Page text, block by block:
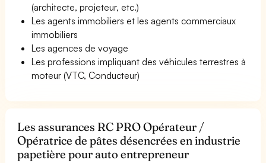
(architecte, projeteur, etc.)
Les agents immobiliers et les agents commerciaux
immobiliers
Les agences de voyage
Les professions impliquant des véhicules terrestres à
moteur (VTC, Conducteur)
Les assurances RC PRO Opérateur /
Opératrice de pâtes désencrées en industrie
papetière pour auto entrepreneur